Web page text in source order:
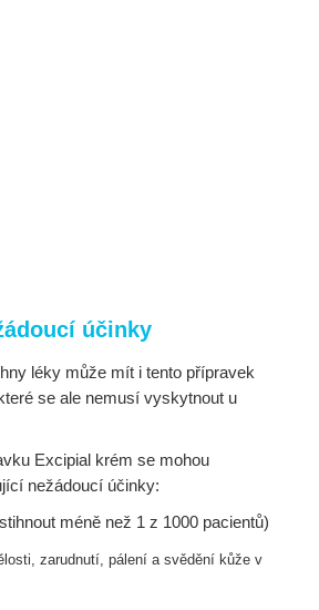
účinky
léky může mít i tento přípravek
se ale nemusí vyskytnout u
Excipial krém se mohou
nežádoucí účinky:
méně než 1 z 1000 pacientů)
zarudnutí, pálení a svědění kůže v